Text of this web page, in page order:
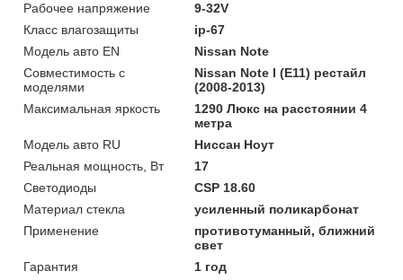
Рабочее напряжение
9-32V
Класс влагозащиты
ip-67
Модель авто EN
Nissan Note
Совместимость с
моделями
Nissan Note I (E11) рестайл
(2008-2013)
Максимальная яркость
1290 Люкс на расстоянии 4
метра
Модель авто RU
Ниссан Ноут
Реальная мощность, Вт
17
Светодиоды
CSP 18.60
Материал стекла
усиленный поликарбонат
Применение
противотуманный, ближний
свет
Гарантия
1 год